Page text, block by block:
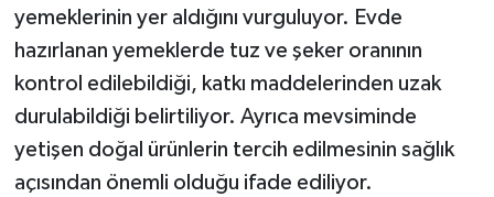
yemeklerinin yer aldığını vurguluyor. Evde
hazırlanan yemeklerde tuz ve şeker oranının
kontrol edilebildiği, katkı maddelerinden uzak
durulabildiği belirtiliyor. Ayrıca mevsiminde
yetişen doğal ürünlerin tercih edilmesinin sağlık
açısından önemli olduğu ifade ediliyor.